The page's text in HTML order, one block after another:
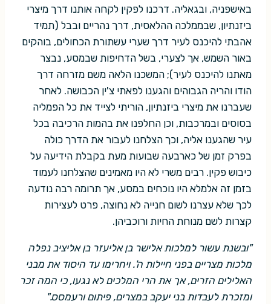
באישפניה, ובגאליה. דרכנו לפקין לקחה אותנו דרך מיצרי
ביזנתיון, שבממלכה ההלאסית, דרך נהריים ובבל (תמיד
אהבתי להיכנס לעיר דרך שערי עשתורת הכחולים, בוהקים
באור השמש, אך לצערי, בשל הדחיפות שבמסע, נבצר
מאתנו להיכנס לעיר); המשכנו הלאה משם מזרחה דרך
הודו והריה הגבוהים והגענו לפאתי צ'ין הכבושה. לאחר
שעברנו את מיצרי ביזנתיון, הוריתי לצייד את כל הפמליה
בסוסים ובמרכבות, וכן החלפנו את בהמות הרכיבה בכל
עיר שהגענו אליה, וכך הצלחנו לעבור את הדרך כולה
בפרק זמן של כארבעה שבועות מעת בקבלת הידיעה על
כיבוש פקין. רבים משרי לא היו מאמינים שהצלחנו לעמוד
בזמן זה אלמלא היו נוכחים במסע, אך תרומה רבה נודעה
לכך שלא עצרנו לשום חנייה לא נחוצה, פרט לעצירות
קצרות לשם מנוחת החיות ורוכביהן.
"ובשנת עשור למלכות אלישר בן אליעזר בן אליציב נפלה
מלכות מצריים בפני חיילות ה'. ויחרימו עד היסוד את מבני
האלילים הזרים, אך את הרי המלכים לא נגעו, כי המה זכר
ומזכרת לעבדות בני יעקב במצרים, פיתום ורעמסס."